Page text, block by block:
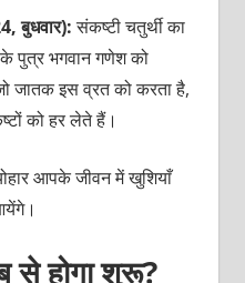
बुधवार):संकष्टी चतुर्थी का
के पुत्र भगवान गणेश को
जातक इस व्रत को करता है,
को हर लेते हैं।
आपके जीवन में खुशियाँ
होगा शुरू?